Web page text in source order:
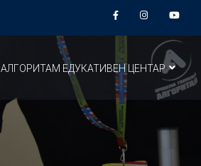
АЛГОРИТАМ ЕДУКАТИВЕН ЦЕНТАР